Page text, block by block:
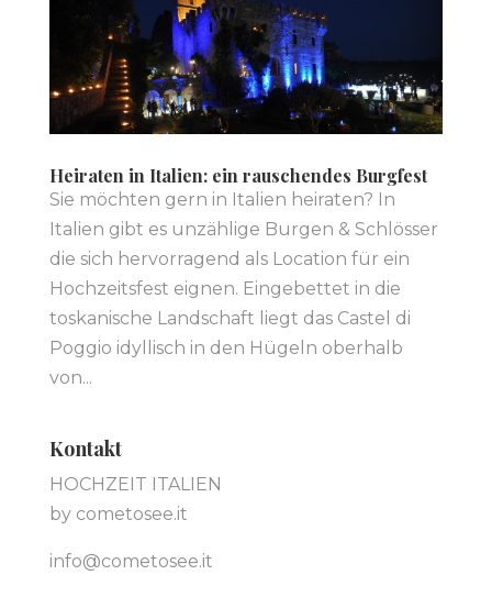
Heiraten in Italien: ein rauschendes Burgfest
Sie möchten gern in Italien heiraten? In
Italien gibt es unzählige Burgen & Schlösser
die sich hervorragend als Location für ein
Hochzeitsfest eignen. Eingebettet in die
toskanische Landschaft liegt das Castel di
Poggio idyllisch in den Hügeln oberhalb
von...
Kontakt
HOCHZEIT ITALIEN
by cometosee.it
info@cometosee.it